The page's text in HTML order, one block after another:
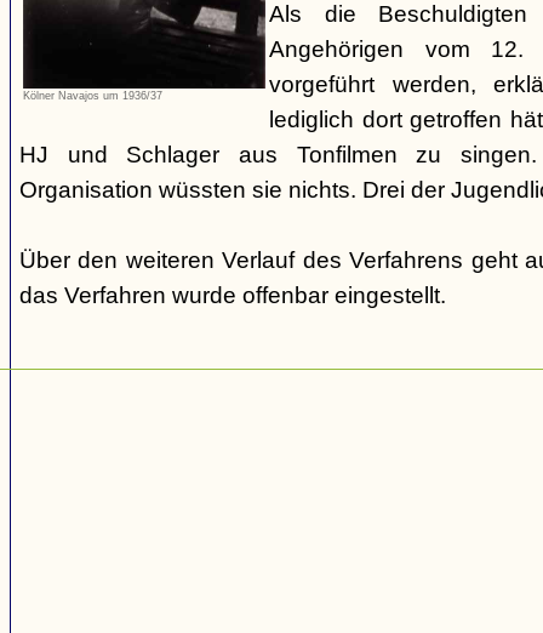
Kölner Navajos um 1936/37
Als die
Angehörigen vom
vorgeführt werden,
lediglich dort getroffen
HJ und Schlager aus Tonfilmen zu
Organisation wüssten sie nichts. Drei der
Über den weiteren Verlauf des Verfahrens geht
das Verfahren wurde offenbar eingestellt.